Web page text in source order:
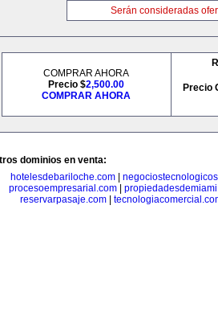
Serán consideradas
COMPRAR AHORA
Precio $2,500.00
COMPRAR AHORA
Precio
dominios en venta:
hotelesdebariloche.com
procesoempresarial.com|
reservarpasaje.com